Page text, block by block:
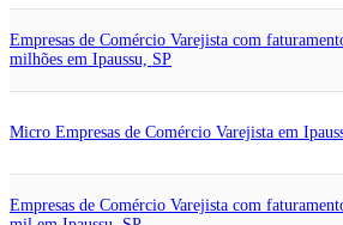
Empresas de Comércio Varejista com
milhões em Ipaussu, SP
Micro Empresas de Comércio Varejista em
Empresas de Comércio Varejista com